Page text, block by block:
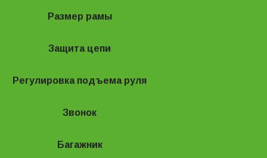
Размер рамы
Защита цепи
Регулировка подъема руля
Звонок
Багажник